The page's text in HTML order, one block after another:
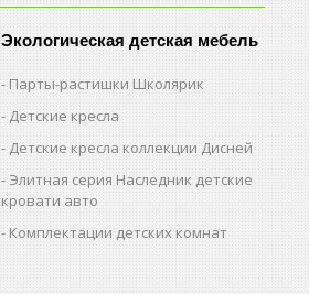
Экологическая детская мебель
Парты-растишки Школярик
Детские кресла
Детские кресла коллекции Дисней
Элитная серия Наследник детские
кровати авто
Комплектации детских комнат